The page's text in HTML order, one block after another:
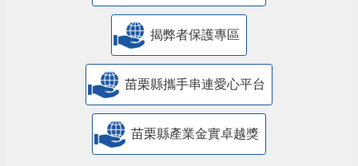
揭弊者保護專區
苗栗縣攜手串連愛心平台
苗栗縣產業金實卓越獎